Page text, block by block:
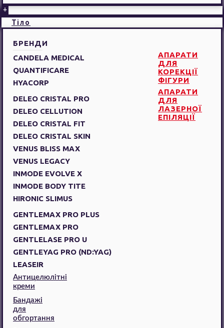
+
Тіло
БРЕНДИ
CANDELA MEDICAL
QUANTIFICARE
HYACORP
АПАРАТИ
ДЛЯ
КОРЕКЦІЇ
ФІГУРИ
DELEO CRISTAL PRO
DELEO CELLUTION
DELEO CRISTAL FIT
DELEO CRISTAL SKIN
VENUS BLISS MAX
VENUS LEGACY
INMODE EVOLVE X
INMODE BODY TITE
HIRONIC SLIMUS
АПАРАТИ
ДЛЯ
ЛАЗЕРНОЇ
ЕПІЛЯЦІЇ
GENTLEMAX PRO PLUS
GENTLEMAX PRO
GENTLELASE PRO U
GENTLEYAG PRO (ND:YAG)
LEASEIR
Антицелюлітні
креми
Бандажі
для
обгортання